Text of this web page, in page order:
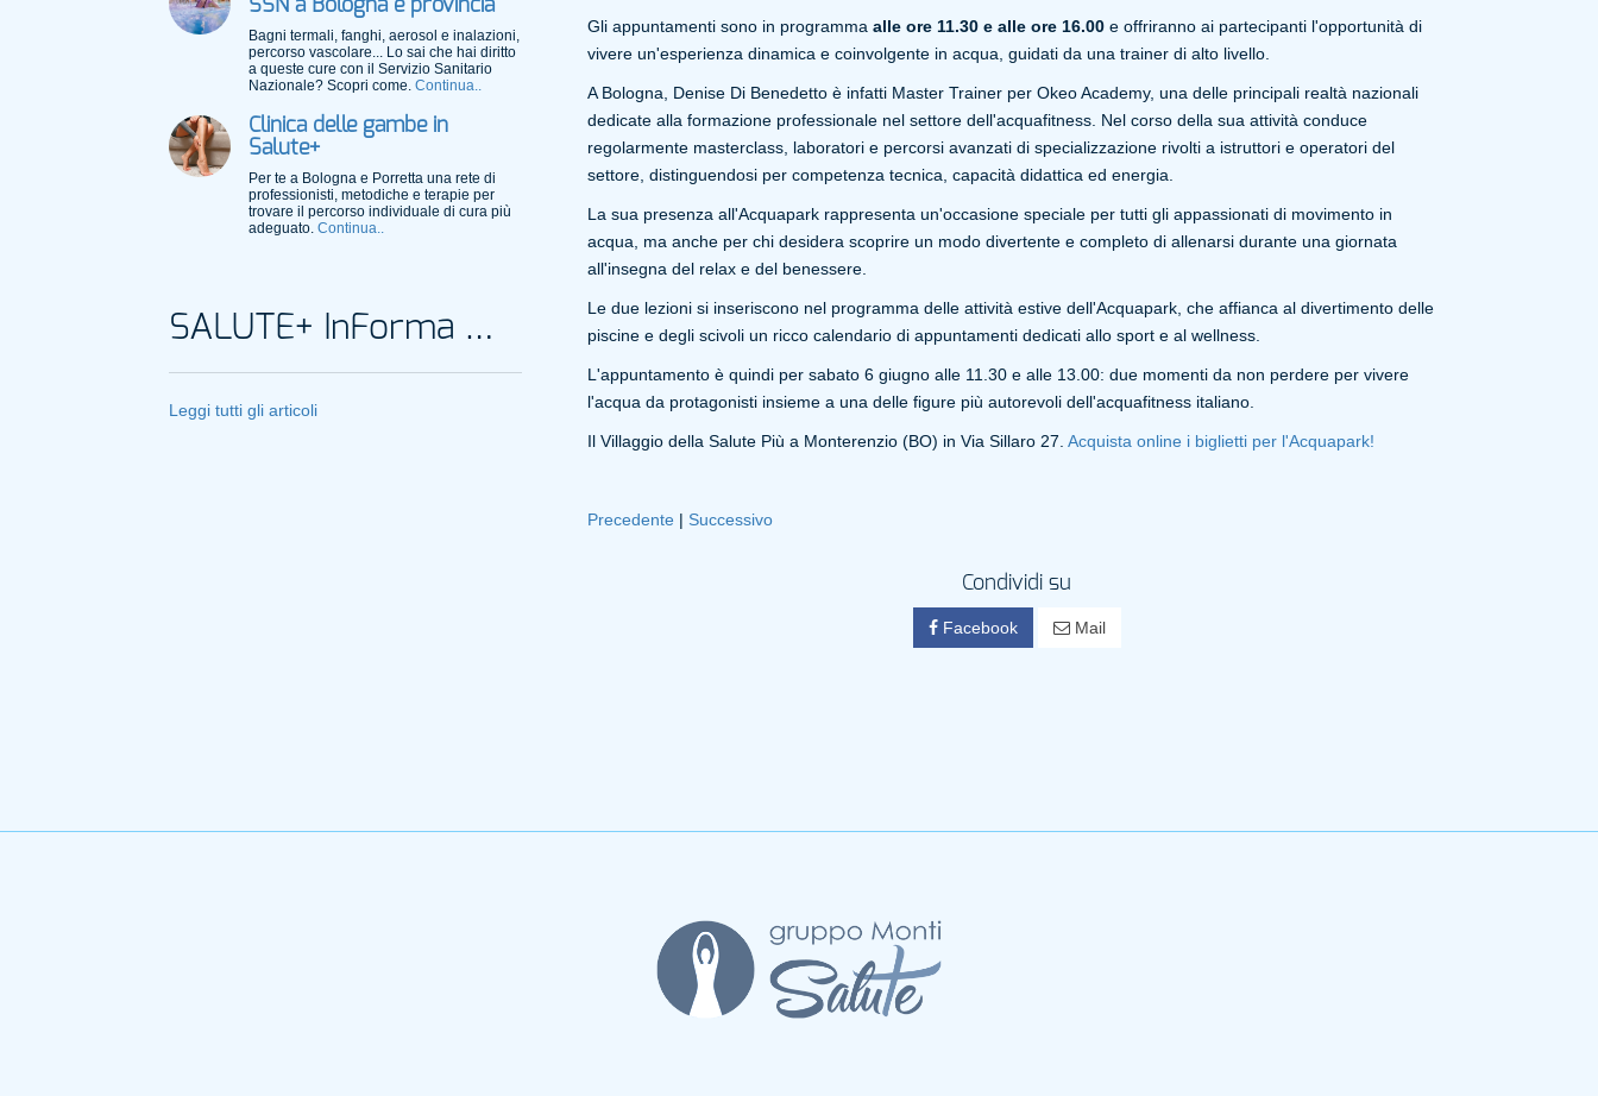
Gli appuntamenti sono in programma alle ore 11.30 e alle ore 16.00e offriranno ai partecipanti l'opportunità di
vivere un'esperienza dinamica e coinvolgente in acqua, guidati da una trainer di alto livello.
A Bologna, Denise Di Benedetto è infatti Master Trainer per Okeo Academy, una delle principali realtà nazionali
dedicate alla formazione professionale nel settore dell'acquafitness. Nel corso della sua attività conduce
regolarmente masterclass, laboratori e percorsi avanzati di specializzazione rivolti a istruttori e operatori del
settore, distinguendosi per competenza tecnica, capacità didattica ed energia.
La sua presenza all'Acquapark rappresenta un'occasione speciale per tutti gli appassionati di movimento in
acqua, ma anche per chi desidera scoprire un modo divertente e completo di allenarsi durante una giornata
all'insegna del relax e del benessere.
Le due lezioni si inseriscono nel programma delle attività estive dell'Acquapark, che affianca al divertimento delle
piscine e degli scivoli un ricco calendario di appuntamenti dedicati allo sport e al wellness.
L'appuntamento è quindi per sabato 6 giugno alle 11.30 e alle 13.00: due momenti da non perdere per vivere
l'acqua da protagonisti insieme a una delle figure più autorevoli dell'acquafitness italiano.
Il Villaggio della Salute Più a Monterenzio (BO) in Via Sillaro 27. Acquista online i biglietti per l'Acquapark!
Precedente | Successivo
Condividi su
Facebook Mail
SSN a Bologna e provincia
Bagni termali, fanghi, aerosol e inalazioni,
percorso vascolare... Lo sai che hai diritto
a queste cure con il Servizio Sanitario
Nazionale? Scopri come. Continua..
Clinica delle gambe in
Salute+
Per te a Bologna e Porretta una rete di
professionisti, metodiche e terapie per
trovare il percorso individuale di cura più
adeguato. Continua..
SALUTE+ InForma Magazine
Leggi tutti gli articoli